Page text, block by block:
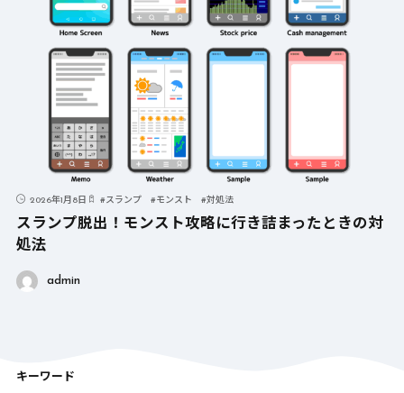
2026年1月8日 #スランプ #モンスト #対処法
スランプ脱出！モンスト攻略に行き詰まったときの対
処法
admin
キーワード